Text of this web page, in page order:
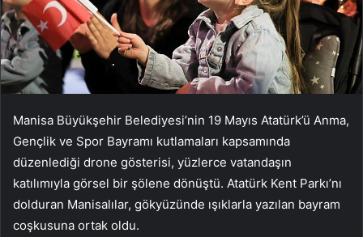
Manisa Büyükşehir Belediyesi’nin 19 Mayıs Atatürk’ü Anma,
Gençlik ve Spor Bayramı kutlamaları kapsamında
düzenlediği drone gösterisi, yüzlerce vatandaşın
katılımıyla görsel bir şölene dönüştü. Atatürk Kent Parkı’nı
dolduran Manisalılar, gökyüzünde ışıklarla yazılan bayram
coşkusuna ortak oldu.